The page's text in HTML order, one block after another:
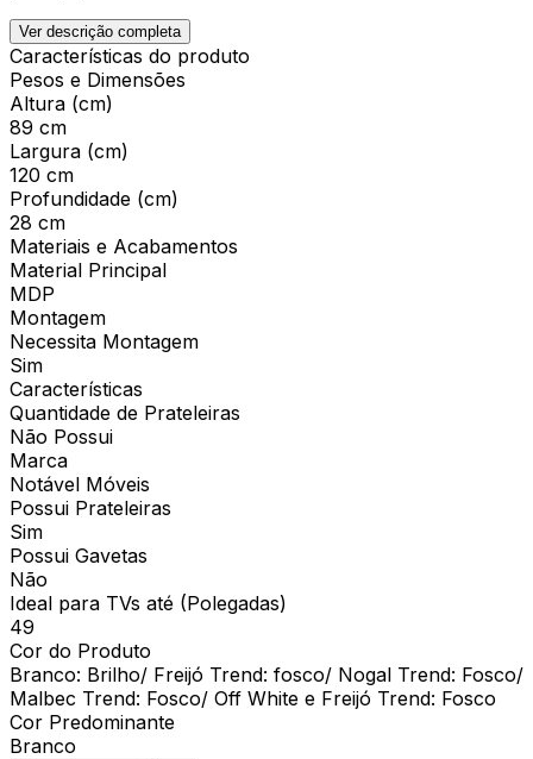
Ver descrição completa
Características do produto
Pesos e Dimensões
Altura (cm)
89 cm
Largura (cm)
120 cm
Profundidade (cm)
28 cm
Materiais e Acabamentos
Material Principal
MDP
Montagem
Necessita Montagem
Sim
Características
Quantidade de Prateleiras
Não Possui
Marca
Notável Móveis
Possui Prateleiras
Sim
Possui Gavetas
Não
Ideal para TVs até (Polegadas)
49
Cor do Produto
Branco: Brilho/ Freijó Trend: fosco/ Nogal Trend: Fosco/
Malbec Trend: Fosco/ Off White e Freijó Trend: Fosco
Cor Predominante
Branco